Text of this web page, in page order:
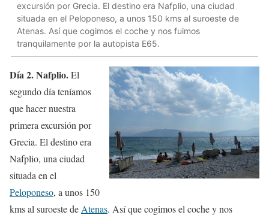
excursión por Grecia. El destino era Nafplio, una ciudad
situada en el Peloponeso, a unos 150 kms al suroeste de
Atenas. Así que cogimos el coche y nos fuimos
tranquilamente por la autopista E65.
Día 2. Nafplio.El
segundo día teníamos
que hacer nuestra
primera excursión por
Grecia. El destino era
Nafplio, una ciudad
situada en el
Peloponeso, a unos 150
kms al suroeste de Atenas. Así que cogimos el coche y nos